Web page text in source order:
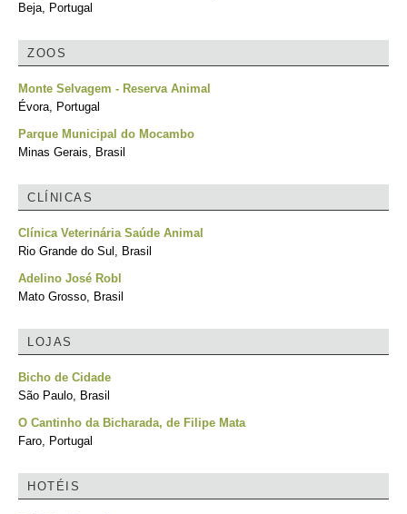
Beja, Portugal
ZOOS
Monte Selvagem - Reserva Animal
Évora, Portugal
Parque Municipal do Mocambo
Minas Gerais, Brasil
CLÍNICAS
Clínica Veterinária Saúde Animal
Rio Grande do Sul, Brasil
Adelino José Robl
Mato Grosso, Brasil
LOJAS
Bicho de Cidade
São Paulo, Brasil
O Cantinho da Bicharada, de Filipe Mata
Faro, Portugal
HOTÉIS